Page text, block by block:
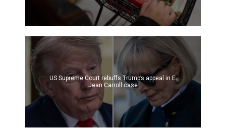
US Supreme Court rebuffs Trump’s appeal in E.
Jean Carroll case